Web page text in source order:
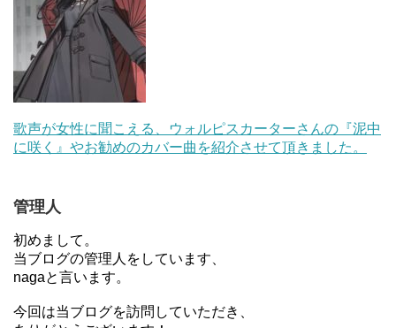
歌声が女性に聞こえる、ウォルピスカーターさんの『泥中
に咲く』やお勧めのカバー曲を紹介させて頂きました。
管理人
初めまして。
当ブログの管理人をしています、
nagaと言います。
今回は当ブログを訪問していただき、